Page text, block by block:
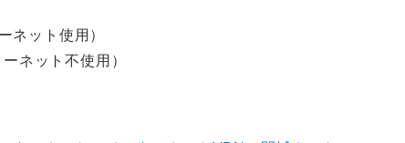
ネット使用）
ネット不使用）